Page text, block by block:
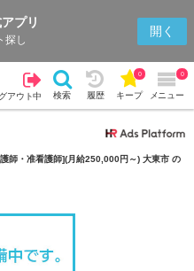
プリ
探し
開く
アウト中 検索 履歴 キープ
0
メニュー
0
履歴
師・准看護師](月給250,000円～) 大東市 の